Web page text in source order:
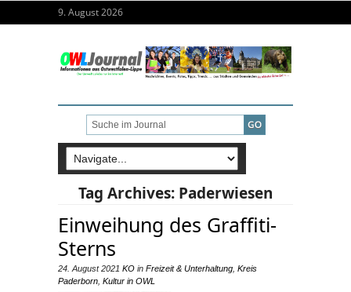
9. August 2026
Tag Archives: Paderwiesen
Einweihung des Graffiti-
Sterns
24. August 2021 KO in Freizeit & Unterhaltung Kreis
Paderborn Kultur in OWL